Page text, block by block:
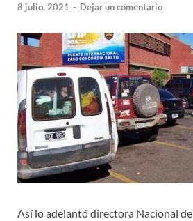
8 julio, 2021 - Dejar un comentario
Así lo adelantó directora Nacional